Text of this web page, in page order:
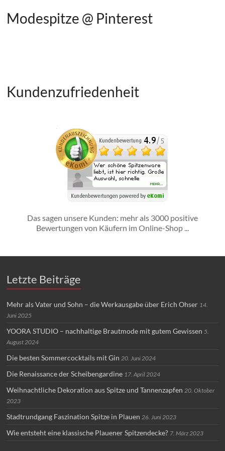
Modespitze @ Pinterest
Kundenzufriedenheit
Das sagen unsere Kunden: mehr als 3000 positive
Bewertungen von Käufern im Online-Shop ...
Letzte Beiträge
Mehr als Vater und Sohn – die Werkausgabe über Erich Ohser 14.
Juni 2025
YOORA STUDIO – nachhaltige Brautmode mit gutem Gewissen 5.
August 2024
Die besten Sommercocktails mit Gin 20. Juni 2024
Die Renaissance der Scheibengardine 17. April 2024
Weihnachtliche Dekoration aus Spitze und Tannenzapfen 20. Oktober
2023
Stadtrundgang Faszination Spitze in Plauen 26. Juni 2023
Wie entsteht eine klassische Plauener Spitzendecke? 7. März 2023